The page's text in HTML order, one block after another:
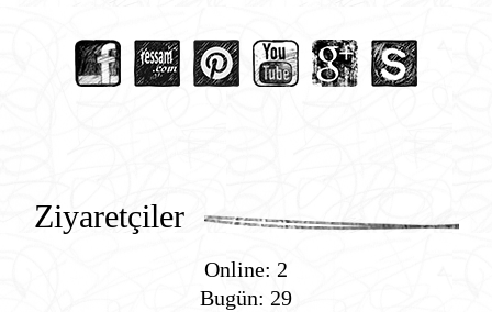
Ziyaretçiler
Online: 2
Bugün: 29